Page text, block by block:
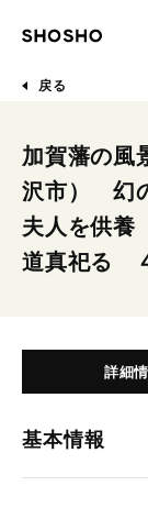
戻る
加賀藩の
沢市） 幻
夫人を供
道真祀る
詳細
基本情報